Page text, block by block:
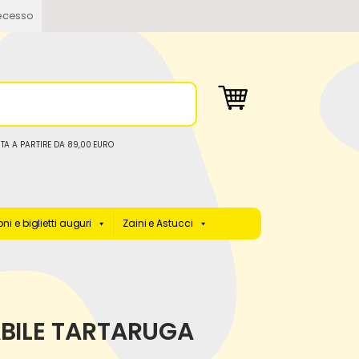
A PARTIRE DA 89,00 EURO
e biglietti auguri Zaini e Astucci
TARTARUGA